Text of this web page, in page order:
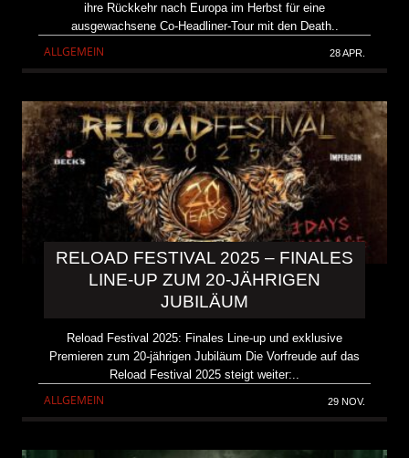
ihre Rückkehr nach Europa im Herbst für eine
ausgewachsene Co-Headliner-Tour mit den Death..
ALLGEMEIN 28 APR.
RELOAD FESTIVAL 2025 – FINALES
LINE-UP ZUM 20-JÄHRIGEN
JUBILÄUM
Reload Festival 2025: Finales Line-up und exklusive
Premieren zum 20-jährigen Jubiläum Die Vorfreude auf das
Reload Festival 2025 steigt weiter:..
ALLGEMEIN 29 NOV.